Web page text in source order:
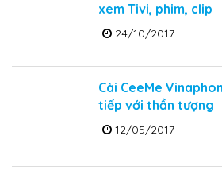
xem Tivi, phim, clip
24/10/2017
Cài CeeMe
tiếp với thần tượng
12/05/2017